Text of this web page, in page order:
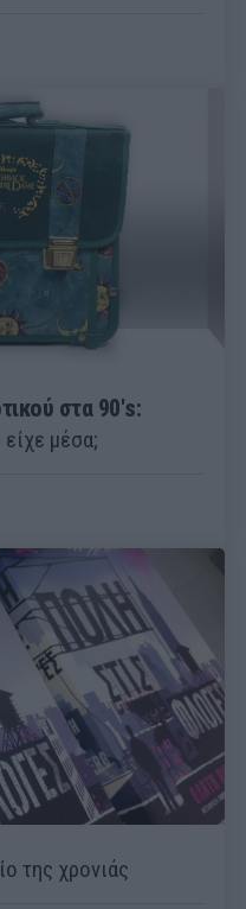
στα 90's:
μέσα;
της χρονιάς